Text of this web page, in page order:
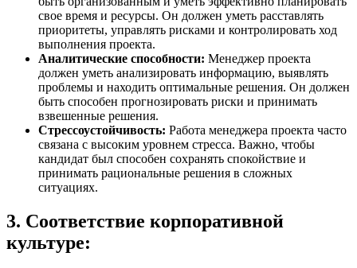
свое время и ресурсы. Он должен уметь расставлять
приоритеты, управлять рисками и контролировать ход
выполнения проекта.
Аналитические способности: Менеджер проекта
должен уметь анализировать информацию, выявлять
проблемы и находить оптимальные решения. Он должен
быть способен прогнозировать риски и принимать
взвешенные решения.
Стрессоустойчивость: Работа менеджера проекта часто
связана с высоким уровнем стресса. Важно, чтобы
кандидат был способен сохранять спокойствие и
принимать рациональные решения в сложных
ситуациях.
3. Соответствие корпоративной
культуре: